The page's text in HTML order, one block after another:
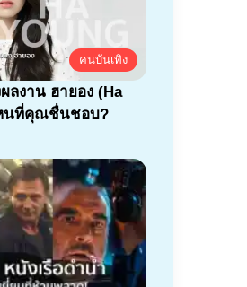
คนบันเทิง
ลงาน ฮายอง (Ha
หนที่คุณชื่นชอบ?